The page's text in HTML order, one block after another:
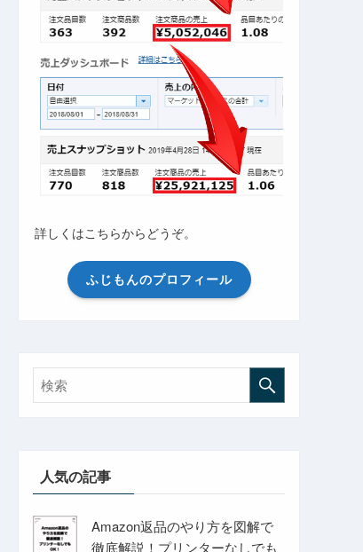
詳しくはこちらからどうぞ。
ふじもんのプロフィール
人気の記事
Amazon返品のやり方を図解で
徹底解説！プリンターなしでも